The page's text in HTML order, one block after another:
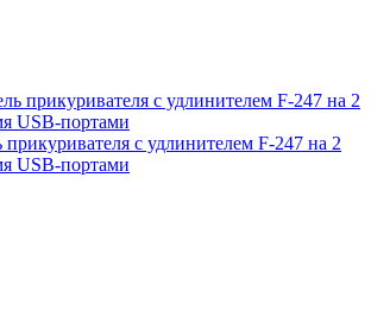
прикуривателя с удлинителем F-247 на 2
USB-портами